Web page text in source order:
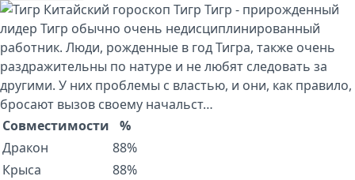
Китайский гороскоп Тигр Тигр - прирожденный
лидер Тигр обычно очень недисциплинированный
работник. Люди, рожденные в год Тигра, также очень
раздражительны по натуре и не любят следовать за
другими. У них проблемы с властью, и они, как правило,
бросают вызов своему начальст…
Совместимости
%
Дракон
88%
Крыса
88%